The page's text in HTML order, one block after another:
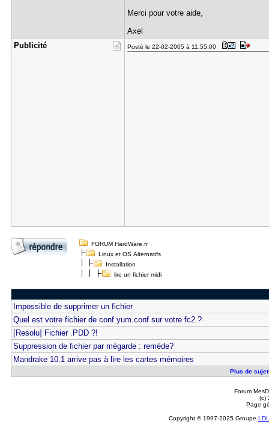
Merci pour votre aide,
Axel
Publicité
Posté le 22-02-2005 à 11:55:00
FORUM HardWare.fr
Linux et OS Alternatifs
Installation
lire un fichier midi
Impossible de supprimer un fichier
Quel est votre fichier de conf yum.conf sur votre fc2 ?
[Resolu] Fichier .PDD ?!
Suppression de fichier par mégarde : reméde?
Mandrake 10.1 arrive pas à lire les cartes mémoires
Plus de
Forum
(c)
Page
Copyright © 1997-2025 Groupe